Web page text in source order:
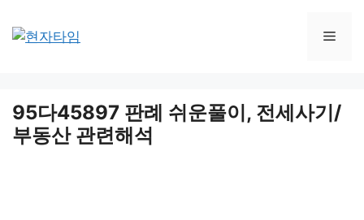
95다45897 판례 쉬운풀이, 전세사기/
부동산 관련해석